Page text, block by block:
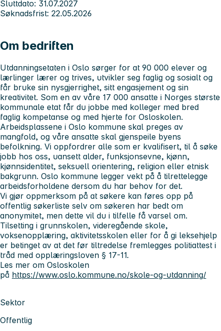
Sluttdato: 31.07.2027
Søknadsfrist: 22.05.2026
Om bedriften
Utdanningsetaten i Oslo sørger for at 90 000 elever og
lærlinger lærer og trives, utvikler seg faglig og sosialt og
får bruke sin nysgjerrighet, sitt engasjement og sin
kreativitet. Som en av våre 17 000 ansatte i Norges største
kommunale etat får du jobbe med kolleger med bred
faglig kompetanse og med hjerte for Osloskolen.
Arbeidsplassene i Oslo kommune skal preges av
mangfold, og våre ansatte skal gjenspeile byens
befolkning. Vi oppfordrer alle som er kvalifisert, til å søke
jobb hos oss, uansett alder, funksjonsevne, kjønn,
kjønnsidentitet, seksuell orientering, religion eller etnisk
bakgrunn. Oslo kommune legger vekt på å tilrettelegge
arbeidsforholdene dersom du har behov for det.
Vi gjør oppmerksom på at søkere kan føres opp på
offentlig søkerliste selv om søkeren har bedt om
anonymitet, men dette vil du i tilfelle få varsel om.
Tilsetting i grunnskolen, videregående skole,
voksenopplæring, aktivitetsskolen eller for å gi leksehjelp
er betinget av at det før tiltredelse fremlegges politiattest i
tråd med opplæringsloven § 17-11.
Les mer om Osloskolen
på https://www.oslo.kommune.no/skole-og-utdanning/
Sektor
Offentlig